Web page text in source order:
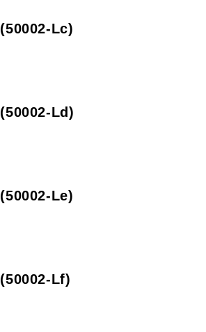
50002-Lc
50002-Ld
50002-Le
50002-Lf